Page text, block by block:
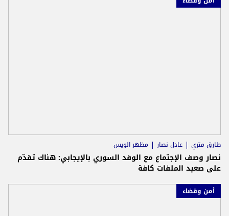
طارق متري عادل نصار مظهر الويس
نصار وصف الإجتماع مع الوفد السوري بالإيجابي: هناك تقدّم
على صعيد الملفات كافة
أمن وقضاء